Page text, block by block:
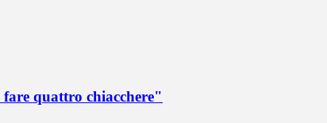
quattro chiacchere"